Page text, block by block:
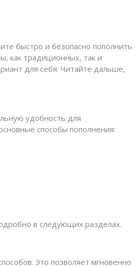
быстро и безопасно пополнить
как традиционных, так и
для себя. Читайте дальше,
удобность для
способы пополнения:
в следующих разделах.
Это позволяет мгновенно